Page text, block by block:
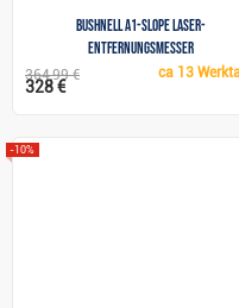
Bushnell A1-Slope Laser-
Entfernungsmesser
ca 13
364,99 €
328 €
-10%